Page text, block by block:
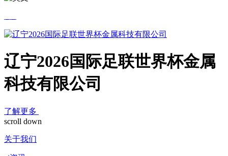
辽宁2026国际足联世界杯金属
科技有限公司
了解更多
scroll down
关于我们